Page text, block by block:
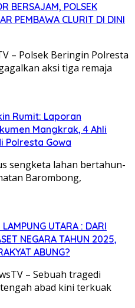
BERSAJAM, POLSEK
PEMBAWA CLURIT DI DINI
– Polsek Beringin Polresta
aksi tiga remaja
Rumit: Laporan
Mangkrak, 4 Ahli
Polresta Gowa
sengketa lahan bertahun-
Barombong,
UTARA : DARI
NEGARA TAHUN 2025,
ABUNG?
– Sebuah tragedi
abad kini terkuak